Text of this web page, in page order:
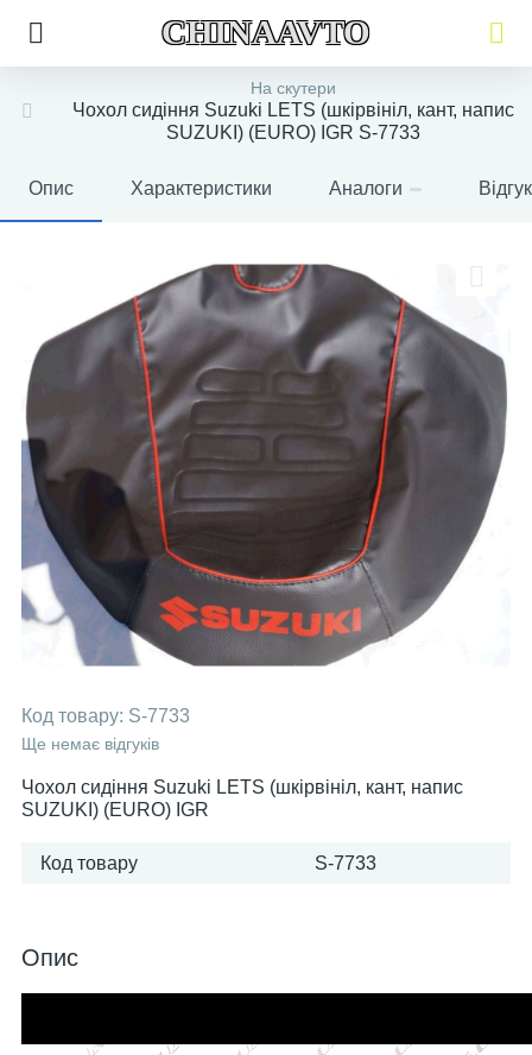
CHINAAVTO
На скутери
Чохол сидіння Suzuki LETS (шкірвініл, кант, напис
SUZUKI) (EURO) IGR S-7733
Опис Характеристики Аналоги
Код товару: S-7733
Ще немає відгуків
Чохол сидіння Suzuki LETS (шкірвініл, кант, напис
SUZUKI) (EURO) IGR
Код товару S-7733
Опис